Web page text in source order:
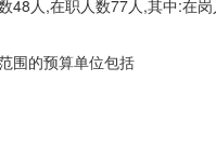
48人,在职人数77人,其中:在
围的预算单位包括